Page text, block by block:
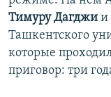
Тимуру Дагджи и
Ташкентского
которые
приговор: три